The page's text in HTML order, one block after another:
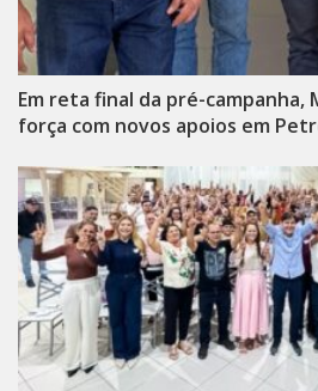
Em reta final da pré-campanha,
força com novos apoios em